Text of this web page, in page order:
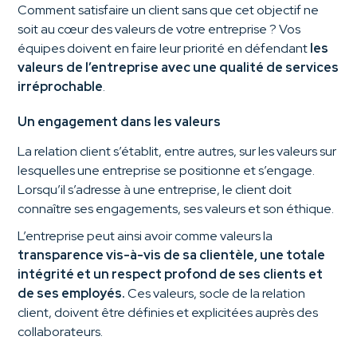
Comment satisfaire un client sans que cet objectif ne
soit au cœur des valeurs de votre entreprise ? Vos
équipes doivent en faire leur priorité en défendantles
valeurs de l’entreprise avec une qualité de services
irréprochable.
Un engagement dans les valeurs
La relation client s’établit, entre autres, sur les valeurs sur
lesquelles une entreprise se positionne et s’engage.
Lorsqu’il s’adresse à une entreprise, le client doit
connaître ses engagements, ses valeurs et son éthique.
L’entreprise peut ainsi avoir comme valeurs la
transparence vis-à-vis de sa clientèle, une totale
intégrité et un respect profond de ses clients et
de ses employés.Ces valeurs, socle de la relation
client, doivent être définies et explicitées auprès des
collaborateurs.